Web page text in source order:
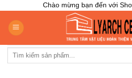
content
Chào mừng bạn đến với
Tìm